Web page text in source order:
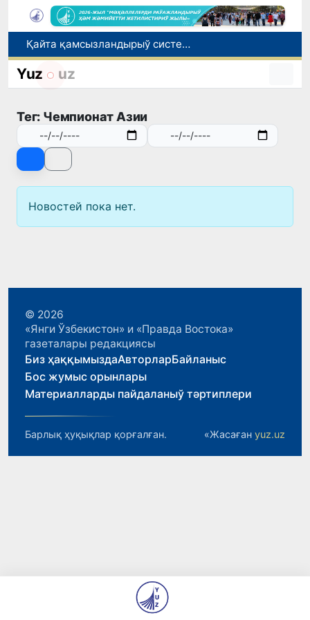
Қайта қамсызландырыў системасы тез раўажланып атырған Өзбекстан экономикасы ушын не береди?
Ташкент аўыр атлетика бойынша Азия чемпионатына таярланбақта
Елимиз дөретиўшилери өз кәсиби ҳәм мийнети менен мақтанады
Yuz uz
Тег: Чемпионат Азии
Новостей пока нет.
© 2026
«Янги Ўзбекистон» и «Правда Востока»
газеталары редакциясы
Биз ҳаққымыздаАвторларБайланыс
Бос жумыс орынлары
Материалларды пайдаланыў тәртиплери
Барлық ҳуқықлар қорғалған. «Жасаған yuz.uz